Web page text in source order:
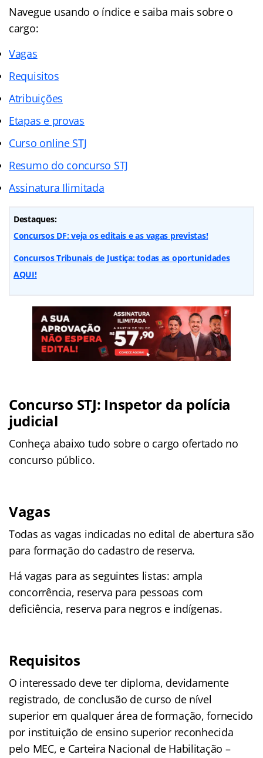
Navegue usando o índice e saiba mais sobre o
cargo:
Vagas
Requisitos
Atribuições
Etapas e provas
Curso online STJ
Resumo do concurso STJ
Assinatura Ilimitada
Destaques:
Concursos DF: veja os editais e as vagas previstas!
Concursos Tribunais de Justiça: todas as oportunidades
AQUI!
Concurso STJ: Inspetor da polícia
judicial
Conheça abaixo tudo sobre o cargo ofertado no
concurso público.
Vagas
Todas as vagas indicadas no edital de abertura são
para formação do cadastro de reserva.
Há vagas para as seguintes listas: ampla
concorrência, reserva para pessoas com
deficiência, reserva para negros e indígenas.
Requisitos
O interessado deve ter diploma, devidamente
registrado, de conclusão de curso de nível
superior em qualquer área de formação, fornecido
por instituição de ensino superior reconhecida
pelo MEC, e Carteira Nacional de Habilitação –